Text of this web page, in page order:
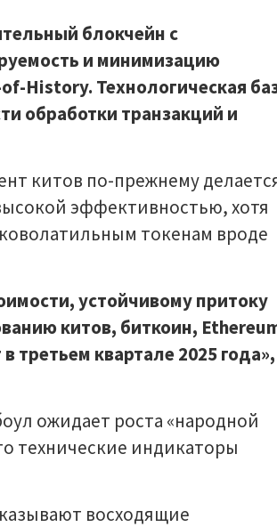
блокчейн с
и минимизацию
History. Технологическая
обработки транзакций и
китов по-прежнему
эффективностью, хотя
токенам вроде
устойчивому притоку
китов, биткоин,
третьем квартале 2025 года»,
ожидает роста «народной
технические индикаторы
восходящие